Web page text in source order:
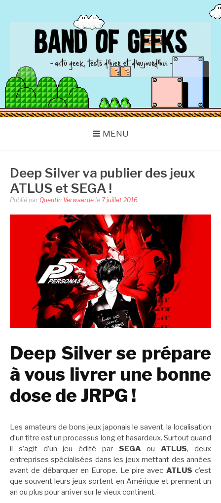
BAND OF GEEKS
Actu Geek d'hier et d'aujourd'hui
MENU
Deep Silver va publier des jeux
ATLUS et SEGA !
Publié par Quentin Verwaerde le 7 juillet 2016
Deep Silver se prépare
à vous livrer une bonne
dose de JRPG !
Les amateurs de bons jeux japonais le savent, la localisation
d’un titre est un processus long et hasardeux. Surtout quand
il s’agit d’un jeu édité par SEGAouATLUS, deux
entreprises spécialisées dans les jeux mettant des années
avant de débarquer en Europe. Le pire avec ATLUS c’est
que souvent leurs jeux sortent en Amérique et prennent un
an ou plus pour arriver sur le vieux continent.